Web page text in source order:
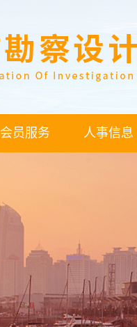
会员服务 人事信息